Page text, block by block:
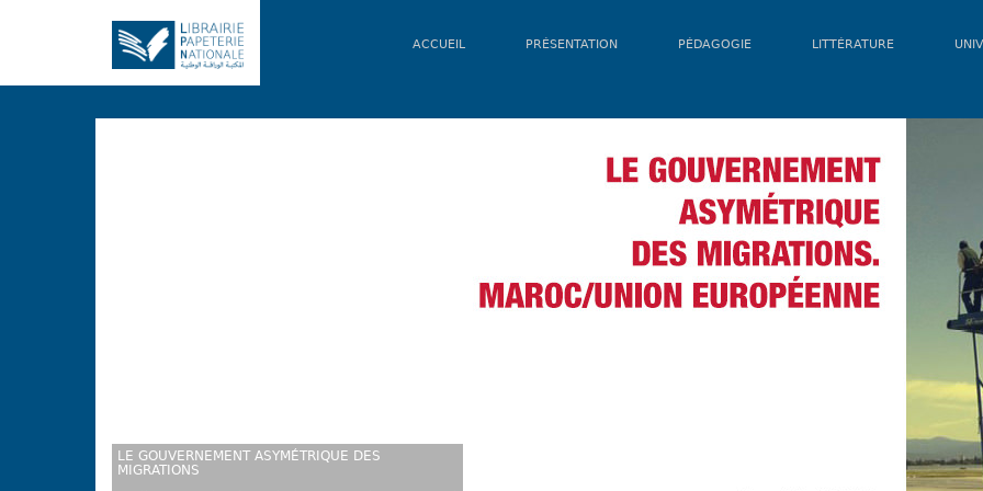
ACCUEIL PRÉSENTATION PÉDAGOGIE LITTÉRATURE
LE GOUVERNEMENT ASYMÉTRIQUE DES
MIGRATIONS